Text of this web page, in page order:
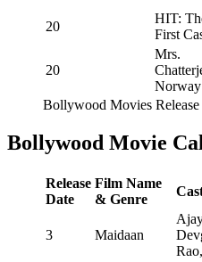
20
HIT:
First
20
Mrs.
Norway
Bollywood Movies
Bollywood Movie
Release
Date
Film Name
& Genre
3 Maidaan